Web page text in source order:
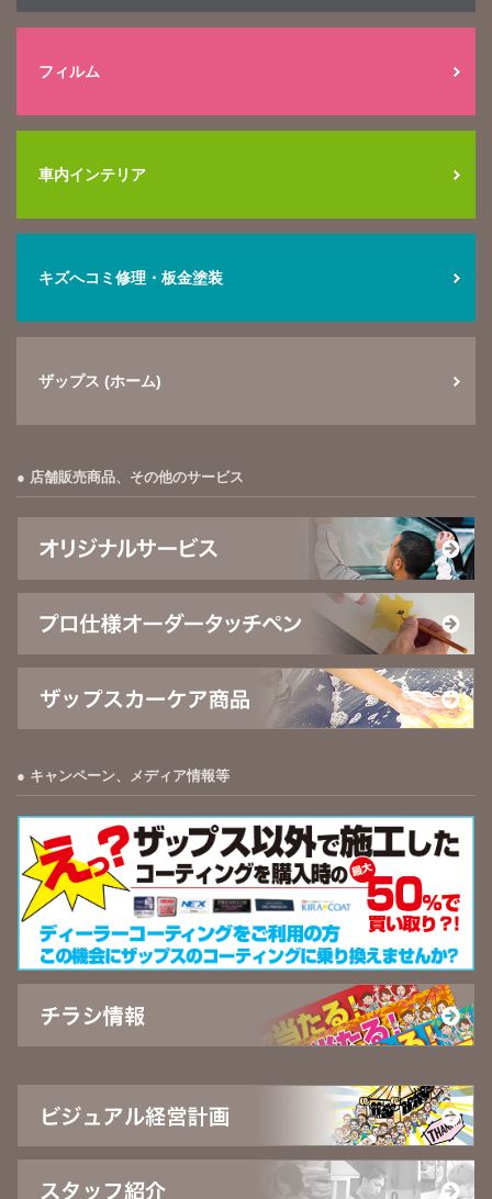
フィルム
車内インテリア
キズへコミ修理・板金塗装
ザップス (ホーム)
店舗販売商品、その他のサービス
キャンペーン、メディア情報等